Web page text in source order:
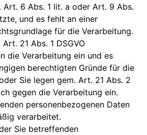
Art. 6 Abs. 1 lit. a oder Art. 9 Abs.
und es fehlt an einer
für die Verarbeitung.
21 Abs. 1 DSGVO
die Verarbeitung ein und es
berechtigten Gründe für die
Sie legen gem. Art. 21 Abs. 2
gegen die Verarbeitung ein.
personenbezogenen Daten
verarbeitet.
Sie betreffenden